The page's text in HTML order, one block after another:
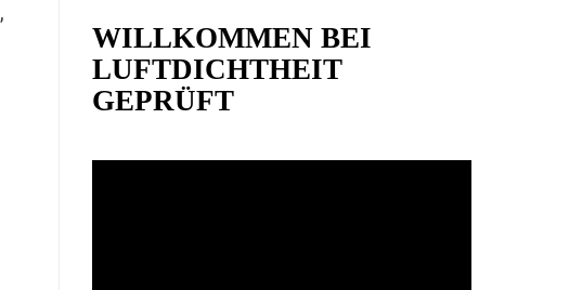
,
WILLKOMMEN BEI
LUFTDICHTHEIT
GEPRÜFT